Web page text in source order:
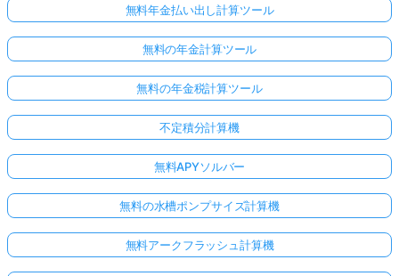
無料年金払い出し計算ツール
無料の年金計算ツール
無料の年金税計算ツール
不定積分計算機
無料APYソルバー
無料の水槽ポンプサイズ計算機
無料アークフラッシュ計算機